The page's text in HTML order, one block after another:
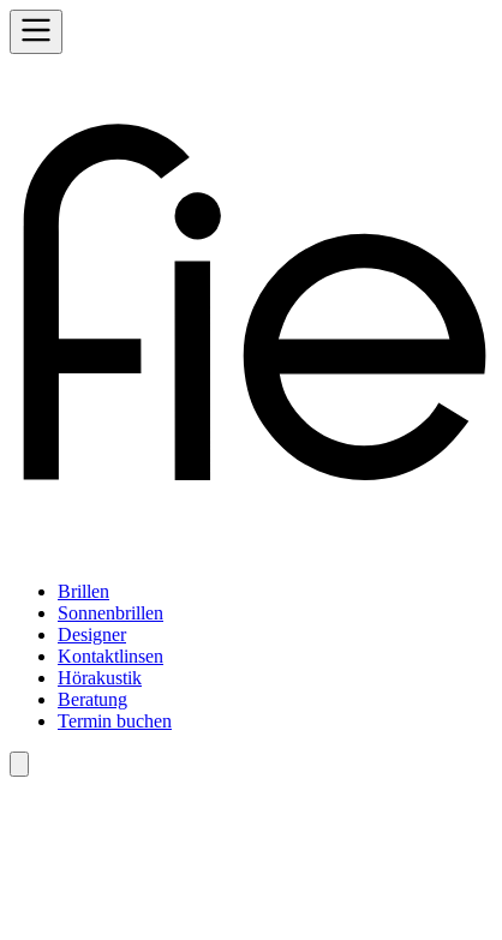
Brillen
Sonnenbrillen
Designer
Kontaktlinsen
Hörakustik
Beratung
Termin buchen